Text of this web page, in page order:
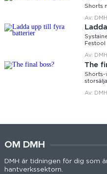
Shorts
Av: DMH
Festool
Av: DMH
The
Shorts-
Av: DMH
OM DMH
DMH är tidningen för dig som
hantverkssektorn.